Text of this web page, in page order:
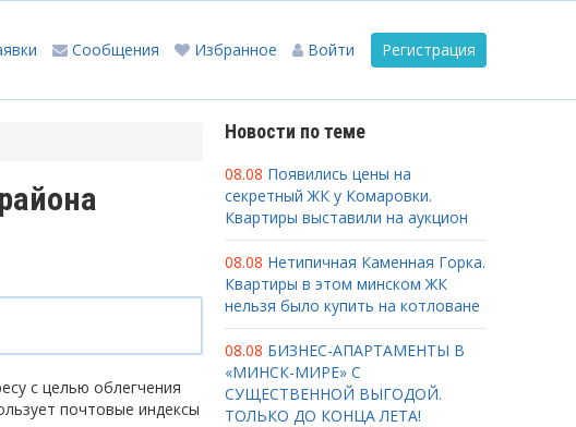
Регистрация
Войти
Избранное
Сообщения
с целью облегчения
почтовые индексы
Новости по теме
08.08 Появились цены на
секретный ЖК у Комаровки.
Квартиры выставили на аукцион
08.08 Нетипичная Каменная Горка.
Квартиры в этом минском ЖК
нельзя было купить на котловане
08.08 БИЗНЕС-АПАРТАМЕНТЫ В
«МИНСК-МИРЕ» С
СУЩЕСТВЕННОЙ ВЫГОДОЙ.
ТОЛЬКО ДО КОНЦА ЛЕТА!